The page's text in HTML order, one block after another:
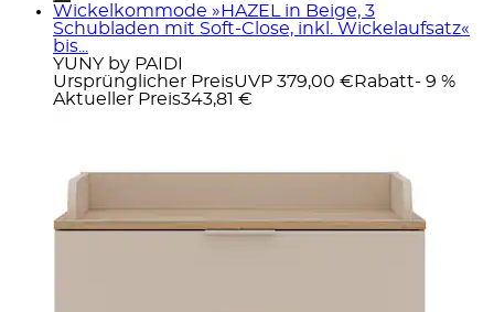
Wickelkommode »HAZEL in Beige, 3
Schubladen mit Soft-Close, inkl. Wickelaufsatz«
bis...
YUNY by PAIDI
Ursprünglicher PreisUVP 379,00 € Rabatt- 9 %
Aktueller Preis343,81 €